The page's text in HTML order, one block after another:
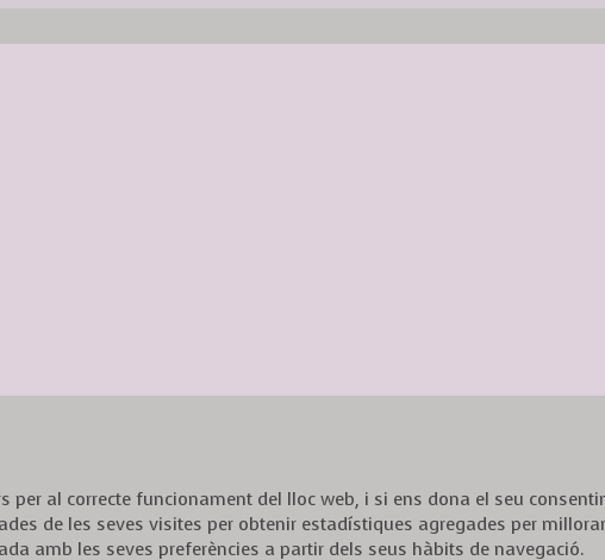
13 h.
per al correcte funcionament del lloc web, i si ens dona el seu
de les seves visites per obtenir estadístiques agregades per
amb les seves preferències a partir dels seus hàbits de navegació.